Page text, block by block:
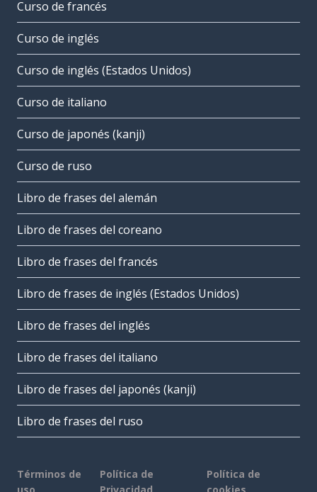
Curso de francés
Curso de inglés
Curso de inglés (Estados Unidos)
Curso de italiano
Curso de japonés (kanji)
Curso de ruso
Libro de frases del alemán
Libro de frases del coreano
Libro de frases del francés
Libro de frases de inglés (Estados Unidos)
Libro de frases del inglés
Libro de frases del italiano
Libro de frases del japonés (kanji)
Libro de frases del ruso
Términos de
Política de
Política de